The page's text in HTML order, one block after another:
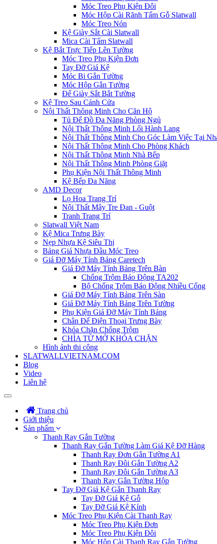
Móc Treo Phụ Kiện Đôi
Móc Hộp Cài Rãnh Tấm Gỗ Slatwall
Móc Treo Nón
Kệ Giày Sắt Cài Slatwall
Mica Cài Tấm Slatwall
Kệ Bắt Trực Tiếp Lên Tường
Móc Treo Phụ Kiện Đơn
Tay Đỡ Giá Kệ
Móc Bi Gắn Tường
Móc Hộp Gắn Tường
Đế Giày Sắt Bắt Tường
Kệ Treo Sau Cánh Cửa
Nội Thất Thông Minh Cho Căn Hộ
Tủ Để Đồ Đa Năng Phòng Ngủ
Nội Thất Thông Minh Lối Hành Lang
Nội Thất Thông Minh Cho Góc Làm Việc Tại
Nội Thất Thông Minh Cho Phòng Khách
Nội Thất Thông Minh Nhà Bếp
Nội Thất Thông Minh Phòng Giặt
Phụ Kiện Nội Thất Thông Minh
Kệ Bếp Đa Năng
AMD Decor
Lọ Hoa Trang Trí
Nội Thất Mây Tre Đan - Guột
Tranh Trang Trí
Slatwall Việt Nam
Kệ Mica Trưng Bày
Nẹp Nhựa Kệ Siêu Thị
Bảng Giá Nhựa Đầu Móc Treo
Giá Đỡ Máy Tính Bảng Caretech
Giá Đỡ Máy Tính Bảng Trên Bàn
Chống Trộm Báo Động TA202
Bộ Chống Trộm Báo Động Nhiều Cổng
Giá Đỡ Máy Tính Bảng Trên Sàn
Giá Đỡ Máy Tính Bảng Trên Tường
Phụ Kiện Giá Đỡ Máy Tính Bảng
Chân Đế Điện Thoại Trưng Bày
Khóa Chặn Chống Trộm
CHÌA TỪ MỞ KHÓA CHẶN
Hình ảnh thi công
SLATWALLVIETNAM.COM
Blog
Video
Liên hệ
Trang chủ
Giới thiệu
Sản phẩm
Thanh Ray Gắn Tường
Thanh Ray Gắn Tường Làm Giá Kệ Đỡ Hàng
Thanh Ray Đơn Gắn Tường A1
Thanh Ray Đôi Gắn Tường A2
Thanh Ray Đôi Gắn Tường A3
Thanh Ray Gắn Tường Hộp
Tay Đỡ Giá Kệ Gắn Thanh Ray
Tay Đỡ Giá Kệ Gỗ
Tay Đỡ Giá Kệ Kính
Móc Treo Phụ Kiện Cài Thanh Ray
Móc Treo Phụ Kiện Đơn
Móc Treo Phụ Kiện Đôi
Móc Hộp Cài Thanh Ray Gắn Tường